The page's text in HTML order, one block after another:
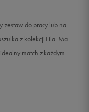
zestaw do pracy lub na
z kolekcji Fila. Ma
match z każdym